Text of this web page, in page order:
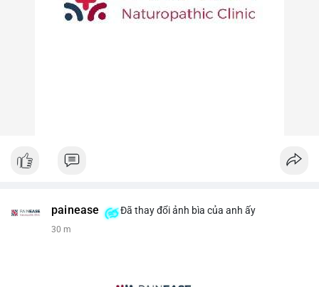
painease Đã thay đổi ảnh bìa của anh ấy
30 m